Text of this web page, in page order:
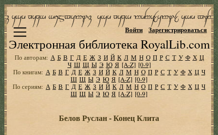
Электронная библиотека RoyalLib.com
Войти Зарегистрироваться
По авторам: А Б В Г Д Е Ж З И Й К Л М Н О П Р С Т У Ф Х Ц
Ч Ш Щ Ы Э Ю Я [A-Z] [0-9]
По книгам: А Б В Г Д Е Ж З И Й К Л М Н О П Р С Т У Ф Х Ц Ч
Ш Щ Ы Э Ю Я [A-Z] [0-9]
По сериям: А Б В Г Д Е Ж З И Й К Л М Н О П Р С Т У Ф Х Ц Ч
Ш Щ Ы Э Ю Я [A-Z] [0-9]
Белов Руслан - Конец Клита